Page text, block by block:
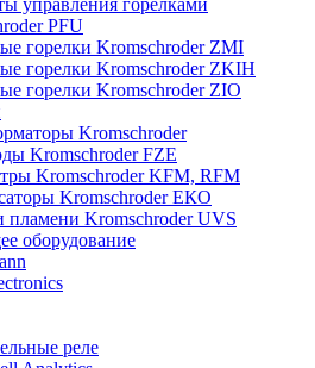
управления горелками
PFU
горелки Kromschroder ZМI
горелки Kromschroder ZKIH
горелки Kromschroder ZIO
Kromschroder
Kromschroder FZE
Kromschroder KFM, RFM
Kromschroder ЕКО
пламени Kromschroder UVS
оборудование
реле